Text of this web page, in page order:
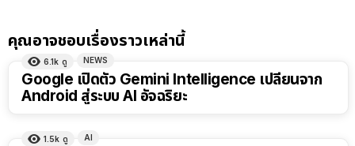
คุณอาจชอบเรื่องราวเหล่านี้
6.1k ดู NEWS
Google เปิดตัว Gemini Intelligence เปลี่ยนจาก
Android สู่ระบบ AI อัจฉริยะ
1.5k ดู AI